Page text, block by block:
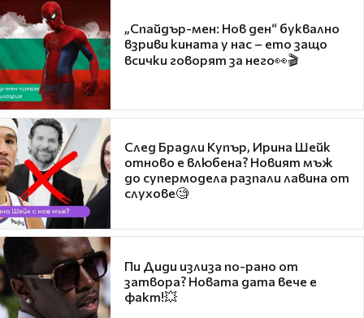
„Спайдър-мен: Нов ден“ буквално
взриви кината у нас – ето защо
всички говорят за него👀🎬
След Брадли Купър, Ирина Шейк
отново е влюбена? Новият мъж
до супермодела разпали лавина от
слухове🧐
Пи Диди излиза по-рано от
затвора? Новата дата вече е
факт!💥